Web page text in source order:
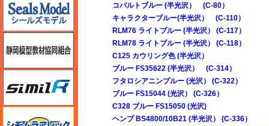
コバルトブルー (半光沢） (C-80）
キャラクターブルー(半光沢） (C-110）
RLM76 ライトブルー (半光沢） (C-117）
RLM78 ライトブルー (半光沢） (C-118）
C125 カウリング色 (半光沢）
ブルー FS35622 (半光沢） (C-314）
フタロシアニンブルー (光沢） (C-322）
ブルー FS15044 (光沢） (C-326）
C328 ブルー FS15050 (光沢)
ヘンプ BS4800/10B21 (半光沢） (C-336）
シミラー（similR）